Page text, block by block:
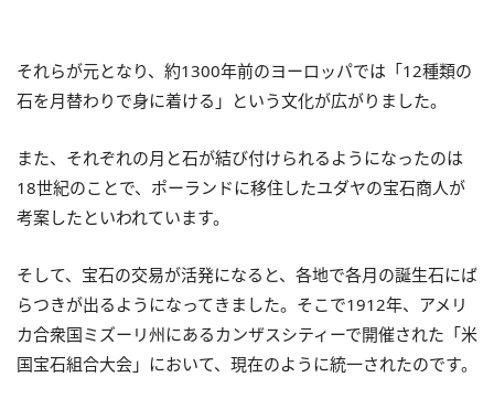
それらが元となり、約1300年前のヨーロッパでは「12種類の
石を月替わりで身に着ける」という文化が広がりました。
また、それぞれの月と石が結び付けられるようになったのは
18世紀のことで、ポーランドに移住したユダヤの宝石商人が
考案したといわれています。
そして、宝石の交易が活発になると、各地で各月の誕生石にば
らつきが出るようになってきました。そこで1912年、アメリ
カ合衆国ミズーリ州にあるカンザスシティーで開催された「米
国宝石組合大会」において、現在のように統一されたのです。